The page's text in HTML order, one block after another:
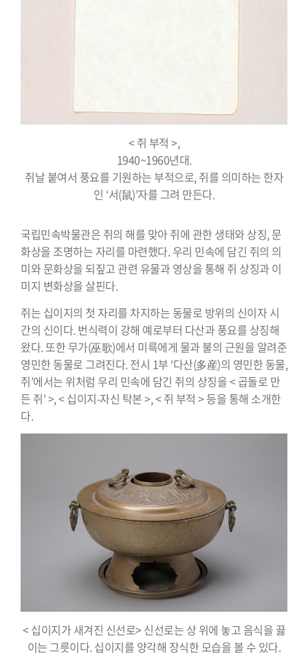
< 쥐 부적 >,
1940~1960년대.
쥐날 붙여서 풍요를 기원하는 부적으로, 쥐를 의미하는 한자
인 ‘서(鼠)’자를 그려 만든다.
국립민속박물관은 쥐의 해를 맞아 쥐에 관한 생태와 상징, 문
화상을 조명하는 자리를 마련했다. 우리 민속에 담긴 쥐의 의
미와 문화상을 되짚고 관련 유물과 영상을 통해 쥐 상징과 이
미지 변화상을 살핀다.
쥐는 십이지의 첫 자리를 차지하는 동물로 방위의 신이자 시
간의 신이다. 번식력이 강해 예로부터 다산과 풍요를 상징해
왔다. 또한 무가(巫歌)에서 미륵에게 물과 불의 근원을 알려준
영민한 동물로 그려진다. 전시 1부 ‘다산(多産)의 영민한 동물,
쥐’에서는 위처럼 우리 민속에 담긴 쥐의 상징을 < 곱돌로 만
든 쥐' >, < 십이지-자신 탁본 >, < 쥐 부적 > 등을 통해 소개한
다.
< 십이지가 새겨진 신선로> 신선로는 상 위에 놓고 음식을 끓
이는 그릇이다. 십이지를 양각해 장식한 모습을 볼 수 있다.